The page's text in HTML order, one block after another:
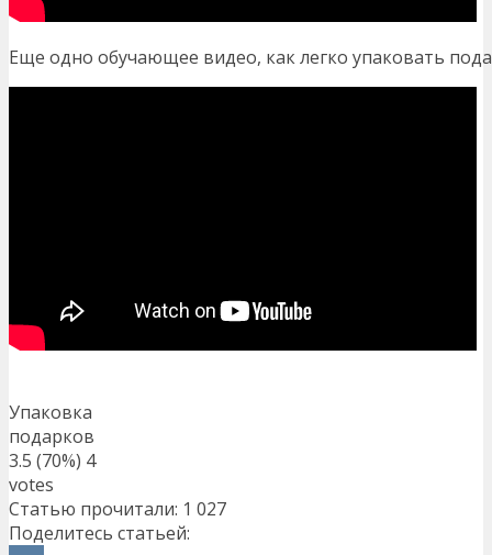
Еще одно обучающее видео, как легко упаковать
Упаковка
подарков
3.5 (70%) 4
votes
Статью прочитали: 1 027
Поделитесь статьей: